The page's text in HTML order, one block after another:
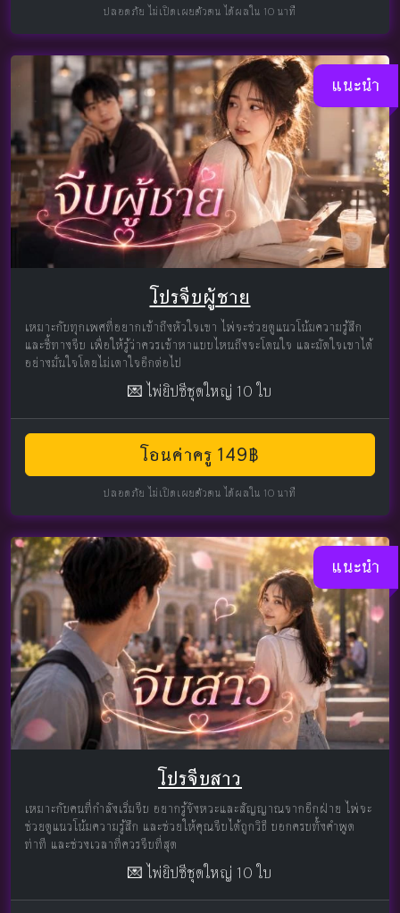
ปลอดภัย ไม่เปิดเผยตัวตน ได้ผลใน 10 นาที
แนะนำ
โปรจีบผู้ชาย
เหมาะกับทุกเพศที่อยากเข้าถึงหัวใจเขา ไพ่จะช่วยดูแนวโน้มความรู้สึก
และชี้ทางจีบ เพื่อให้รู้ว่าควรเข้าหาแบบไหนถึงจะโดนใจ และมัดใจเขาได้
อย่างมั่นใจโดยไม่เดาใจอีกต่อไป
💌 ไพ่ยิปซีชุดใหญ่ 10 ใบ
โอนค่าครู 149฿
ปลอดภัย ไม่เปิดเผยตัวตน ได้ผลใน 10 นาที
แนะนำ
โปรจีบสาว
เหมาะกับคนที่กำลังเริ่มจีบ อยากรู้จังหวะและสัญญาณจากอีกฝ่าย ไพ่จะ
ช่วยดูแนวโน้มความรู้สึก และช่วยให้คุณจีบได้ถูกวิธี บอกครบทั้งคำพูด
ท่าที และช่วงเวลาที่ควรจีบที่สุด
💌 ไพ่ยิปซีชุดใหญ่ 10 ใบ